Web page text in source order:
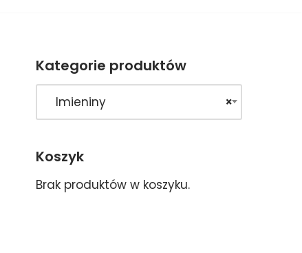
Kategorie produktów
×
Imieniny
Koszyk
Brak produktów w koszyku.